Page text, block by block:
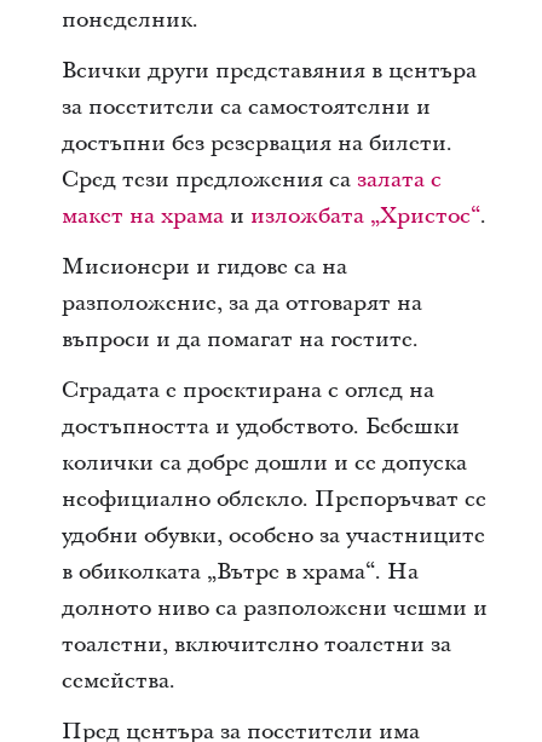
понеделник.
Всички други представяния в центъра
за посетители са самостоятелни и
достъпни без резервация на билети.
Сред тези предложения са залата с
макет на храмаи изложбата „Христос“.
Мисионери и гидове са на
разположение, за да отговарят на
въпроси и да помагат на гостите.
Сградата е проектирана с оглед на
достъпността и удобството. Бебешки
колички са добре дошли и се допуска
неофициално облекло. Препоръчват се
удобни обувки, особено за участниците
в обиколката „Вътре в храма“. На
долното ниво са разположени чешми и
тоалетни, включително тоалетни за
семейства.
Пред центъра за посетители има